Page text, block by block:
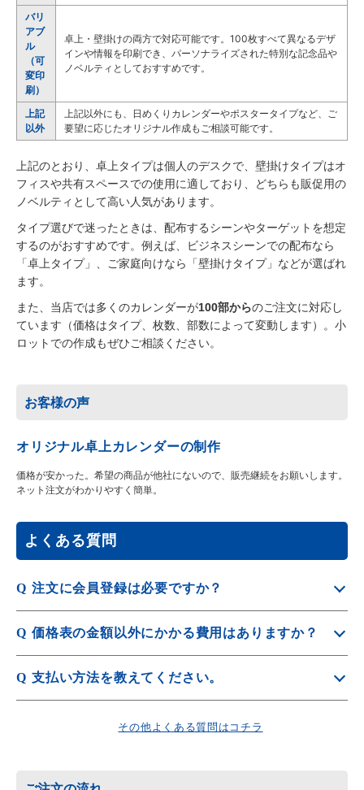
バリ
アブ
ル
（可
変印
刷）
卓上・壁掛けの両方で対応可能です。100枚すべて異なるデザ
インや情報を印刷でき、パーソナライズされた特別な記念品や
ノベルティとしておすすめです。
上記
以外
上記以外にも、日めくりカレンダーやポスタータイプなど、ご
要望に応じたオリジナル作成もご相談可能です。
上記のとおり、卓上タイプは個人のデスクで、壁掛けタイプはオ
フィスや共有スペースでの使用に適しており、どちらも販促用の
ノベルティとして高い人気があります。
タイプ選びで迷ったときは、配布するシーンやターゲットを想定
するのがおすすめです。例えば、ビジネスシーンでの配布なら
「卓上タイプ」、ご家庭向けなら「壁掛けタイプ」などが選ばれ
ます。
また、当店では多くのカレンダーが100部からのご注文に対応し
ています（価格はタイプ、枚数、部数によって変動します）。小
ロットでの作成もぜひご相談ください。
お客様の声
オリジナル卓上カレンダーの制作
価格が安かった。希望の商品が他社にないので、販売継続をお願いします。
ネット注文がわかりやすく簡単。
よくある質問
Q 注文に会員登録は必要ですか？
A
会員登録は
こちら から行えます。
Q 価格表の金額以外にかかる費用はありますか？
A
発送先ごとの送料は
配送・送料について
その他、振込み手数料等はお客様ご負担となります。
Q 支払い方法を教えてください。
A
求書後払い」、「店頭引取」、「Amazon Pay」をお選び
その他よくある質問はコチラ